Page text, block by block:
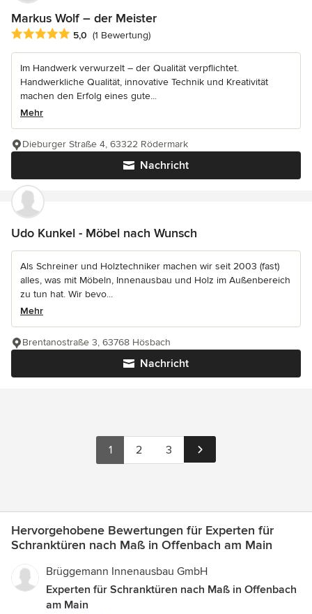
Markus Wolf – der Meister
Durchschnittliche Bewertung: 5 von 5 Sternen
5,0 (1 Bewertung)
Im Handwerk verwurzelt – der Qualität verpflichtet.
Handwerkliche Qualität, innovative Technik und Kreativität
machen den Erfolg eines gute...
Mehr
Nachricht
Dieburger Straße 4, 63322 Rödermark
Udo Kunkel - Möbel nach Wunsch
Als Schreiner und Holztechniker machen wir seit 2003 (fast)
alles, was mit Möbeln, Innenausbau und Holz im Außenbereich
zu tun hat. Wir bevo...
Mehr
Nachricht
Brentanostraße 3, 63768 Hösbach
1 2 3
Hervorgehobene Bewertungen für Experten für
Schranktüren nach Maß in Offenbach am Main
Brüggemann Innenausbau GmbH
Experten für Schranktüren nach Maß in Offenbach
am Main